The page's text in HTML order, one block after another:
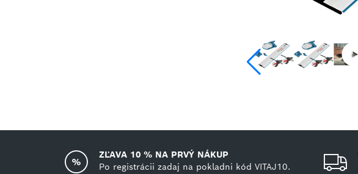
ZĽAVA 10 % NA PRVÝ NÁKUP
Po registrácii zadaj na pokladni kód VITAJ10.